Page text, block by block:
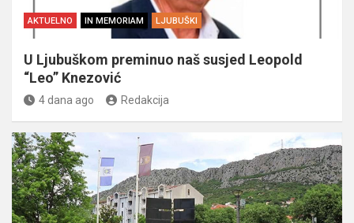
AKTUELNO IN MEMORIAM LJUBUŠKI
U Ljubuškom preminuo naš susjed Leopold
“Leo” Knezović
4 dana ago Redakcija